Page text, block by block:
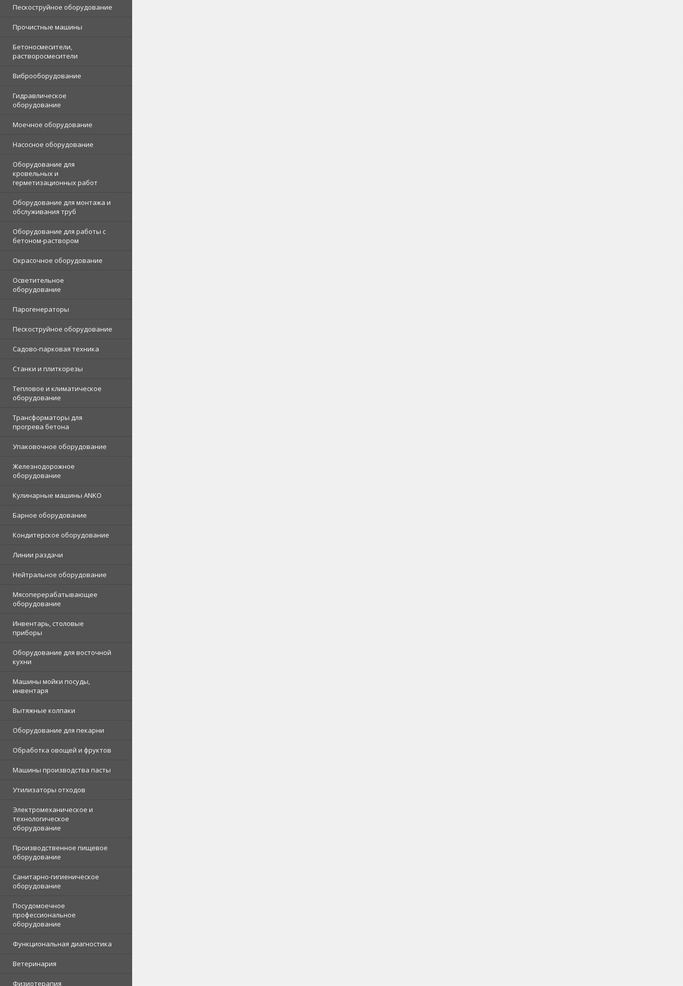
Пескоструйное оборудование
Прочистные машины
Бетоносмесители,
растворосмесители
Виброоборудование
Гидравлическое
оборудование
Моечное оборудование
Насосное оборудование
Оборудование для
кровельных и
герметизационных работ
Оборудование для монтажа и
обслуживания труб
Оборудование для работы с
бетоном-раствором
Окрасочное оборудование
Осветительное
оборудование
Парогенераторы
Пескоструйное оборудование
Садово-парковая техника
Станки и плиткорезы
Тепловое и климатическое
оборудование
Трансформаторы для
прогрева бетона
Упаковочное оборудование
Железнодорожное
оборудование
Кулинарные машины ANKO
Барное оборудование
Кондитерское оборудование
Линии раздачи
Нейтральное оборудование
Мясоперерабатывающее
оборудование
Инвентарь, столовые
приборы
Оборудование для восточной
кухни
Машины мойки посуды,
инвентаря
Вытяжные колпаки
Оборудование для пекарни
Обработка овощей и фруктов
Машины производства пасты
Утилизаторы отходов
Электромеханическое и
технологическое
оборудование
Производственное пищевое
оборудование
Санитарно-гигиеническое
оборудование
Посудомоечное
профессиональное
оборудование
Функциональная диагностика
Ветеринария
Физиотерапия